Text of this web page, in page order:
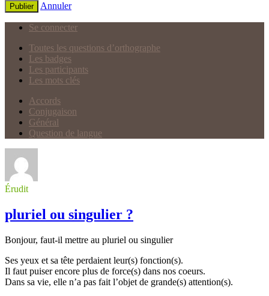
Publier Annuler
Se connecter
Toutes les questions d’orthographe
Les badges
Les participants
Les mots clés
Accords
Conjugaison
Général
Question de langue
Érudit
pluriel ou singulier ?
Bonjour, faut-il mettre au pluriel ou singulier
Ses yeux et sa tête perdaient leur(s) fonction(s).
Il faut puiser encore plus de force(s) dans nos coeurs.
Dans sa vie, elle n’a pas fait l’objet de grande(s) attention(s).